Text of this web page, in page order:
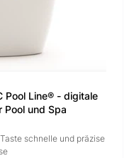
Pool Line® - digitale
Pool und Spa
schnelle und präzise